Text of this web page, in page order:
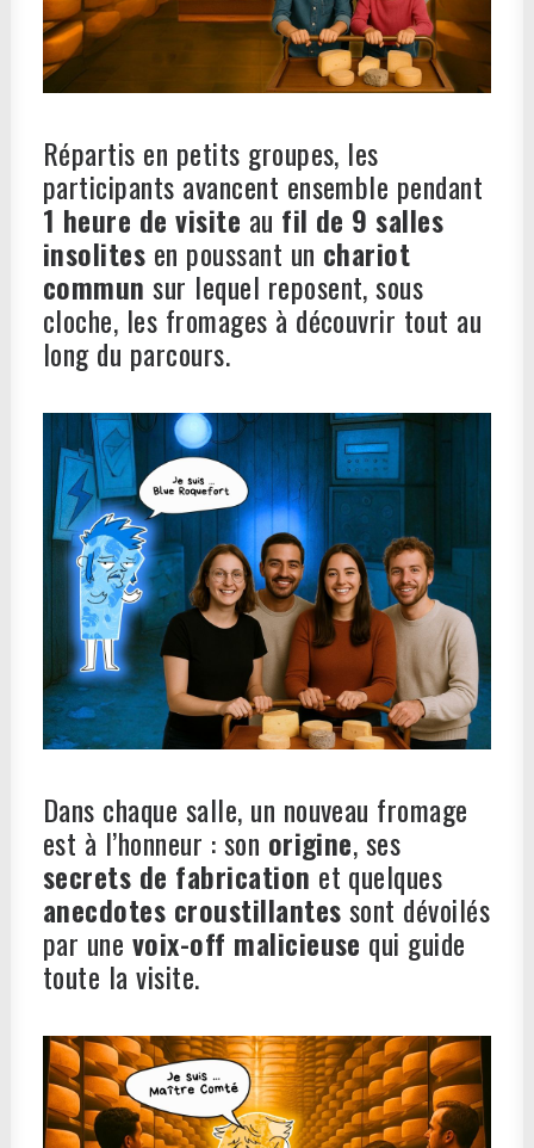
Répartis en petits groupes, les
participants avancent ensemble pendant
1 heure de visite au fil de 9 salles
insolites en poussant un chariot
commun sur lequel reposent, sous
cloche, les fromages à découvrir tout au
long du parcours.
Dans chaque salle, un nouveau fromage
est à l’honneur : son origine, ses
secrets de fabrication et quelques
anecdotes croustillantessont dévoilés
par une voix-off malicieuse qui guide
toute la visite.